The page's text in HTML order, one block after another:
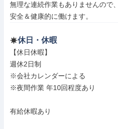
無理な連続作業もありませんので
安全＆健康的に働けます。
休日・休暇
【休日休暇】
週休2日制
※会社カレンダーによる
※夜間作業 年10回程度あり
有給休暇あり